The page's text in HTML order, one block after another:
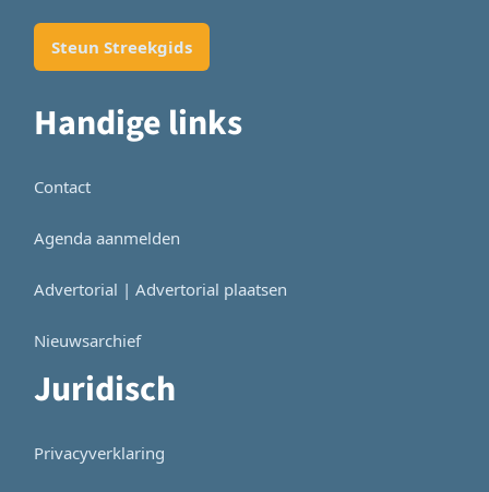
Steun Streekgids
Handige links
Contact
Agenda aanmelden
Advertorial | Advertorial plaatsen
Nieuwsarchief
Juridisch
Privacyverklaring